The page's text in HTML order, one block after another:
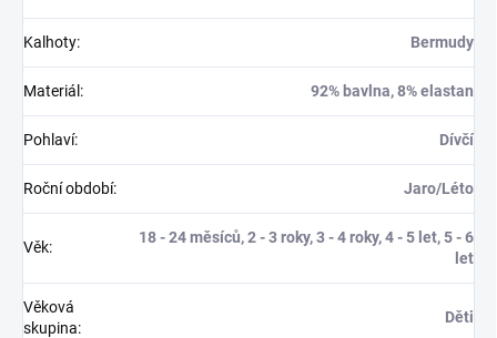
Kalhoty: Bermudy
Materiál : 92% bavlna, 8% elastan
Pohlaví: Dívčí
Roční období: Jaro/Léto
Věk:
18 - 24 měsíců, 2 - 3 roky, 3 - 4 roky, 4 - 5 let, 5 - 6
let
Věková
skupina:
Děti